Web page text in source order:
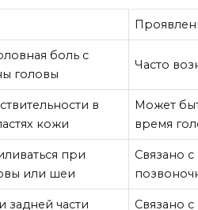
боль с
головы
Часто
в
кожи
Может
время
при
или шеи
Связано
задней части Связано